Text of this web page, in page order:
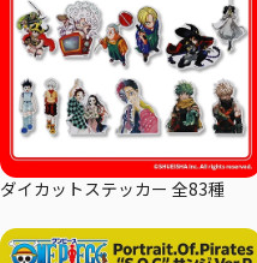
ダイカットステッカー 全83種